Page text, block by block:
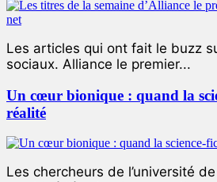
Les articles qui ont fait le buzz
sociaux. Alliance le premier...
Un cœur bionique : quand la
réalité
Les chercheurs de l’université